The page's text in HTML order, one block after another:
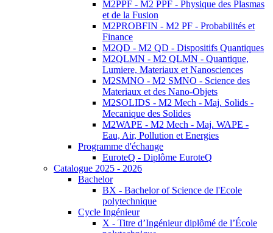
M2PPF - M2 PPF - Physique des Plasmas
et de la Fusion
M2PROBFIN - M2 PF - Probabilités et
Finance
M2QD - M2 QD - Dispositifs Quantiques
M2QLMN - M2 QLMN - Quantique,
Lumiere, Materiaux et Nanosciences
M2SMNO - M2 SMNO - Science des
Materiaux et des Nano-Objets
M2SOLIDS - M2 Mech - Maj. Solids -
Mecanique des Solides
M2WAPE - M2 Mech - Maj. WAPE -
Eau, Air, Pollution et Energies
Programme d'échange
EuroteQ - Diplôme EuroteQ
Catalogue 2025 - 2026
Bachelor
BX - Bachelor of Science de l'Ecole
polytechnique
Cycle Ingénieur
X - Titre d’Ingénieur diplômé de l’École